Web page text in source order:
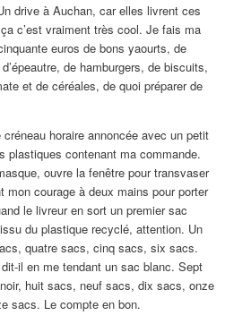
drive à Auchan, car elles livrent ces
c’est vraiment très cool. Je fais ma
euros de bons yaourts, de
de hamburgers, de biscuits,
et de céréales, de quoi préparer de
horaire annoncée avec un petit
plastiques contenant ma commande.
ouvre la fenêtre pour transvaser
mon courage à deux mains pour porter
le livreur en sort un premier sac
du plastique recyclé, attention. Un
quatre sacs, cinq sacs, six sacs.
il en me tendant un sac blanc. Sept
huit sacs, neuf sacs, dix sacs, onze
sacs. Le compte en bon.